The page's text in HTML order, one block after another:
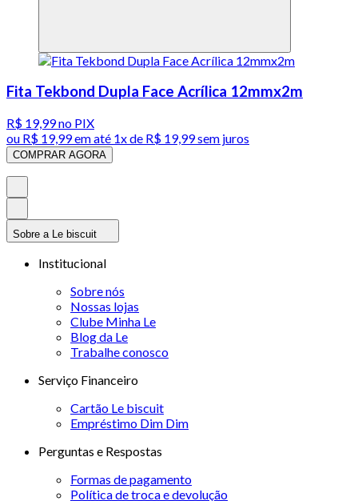
Fita Tekbond Dupla Face Acrílica 12mmx2m
R$ 19,99no PIX
ou R$ 19,99em até 1x de R$ 19,99sem juros
COMPRAR AGORA
Sobre a Le biscuit
Institucional
Sobre nós
Nossas lojas
Clube Minha Le
Blog da Le
Trabalhe conosco
Serviço Financeiro
Cartão Le biscuit
Empréstimo Dim Dim
Perguntas e Respostas
Formas de pagamento
Política de troca e devolução